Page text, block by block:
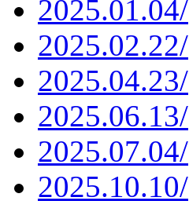
2025.01.04/
2025.02.22/
2025.04.23/
2025.06.13/
2025.07.04/
2025.10.10/